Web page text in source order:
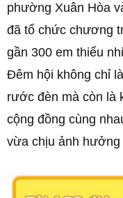
phường Xuân Hòa
đã tổ chức chương
gần 300 em thiếu
Đêm hội không chỉ
rước đèn mà còn là
cộng đồng cùng
vừa chịu ảnh hưởng